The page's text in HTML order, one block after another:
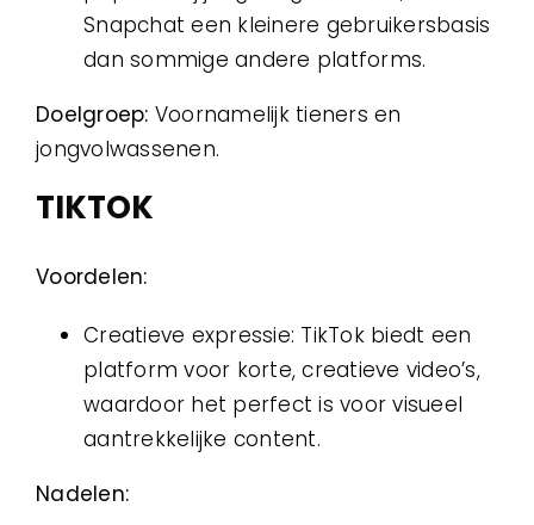
Snapchat een kleinere gebruikersbasis
dan sommige andere platforms.
Doelgroep: Voornamelijk tieners en
jongvolwassenen.
TIKTOK
Voordelen:
Creatieve expressie: TikTok biedt een
platform voor korte, creatieve video’s,
waardoor het perfect is voor visueel
aantrekkelijke content.
Nadelen: